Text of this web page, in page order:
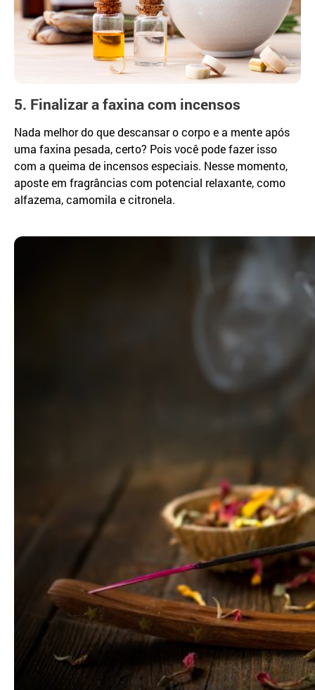
5. Finalizar a faxina com incensos
Nada melhor do que descansar o corpo e a mente após
uma faxina pesada, certo? Pois você pode fazer isso
com a queima de incensos especiais. Nesse momento,
aposte em fragrâncias com potencial relaxante, como
alfazema, camomila e citronela.